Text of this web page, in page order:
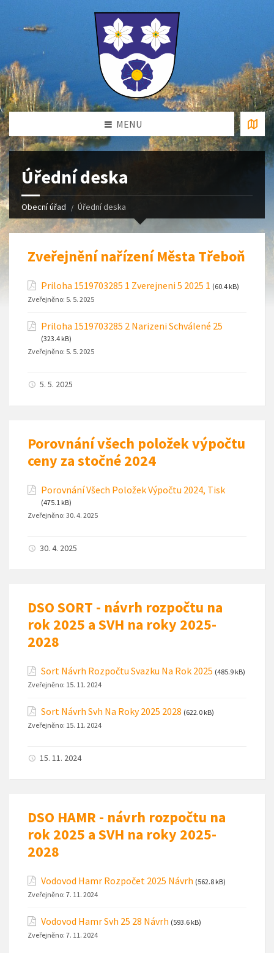
MENU
Úřední deska
Obecní úřad Úřední deska
Zveřejnění nařízení Města Třeboň
Priloha 1519703285 1 Zverejneni 5 2025 1 (60.4 kB)
Zveřejněno: 5. 5. 2025
Priloha 1519703285 2 Narizeni Schválené 25
(323.4 kB)
Zveřejněno: 5. 5. 2025
5. 5. 2025
Porovnání všech položek výpočtu
ceny za stočné 2024
Porovnání Všech Položek Výpočtu 2024, Tisk
(475.1 kB)
Zveřejněno: 30. 4. 2025
30. 4. 2025
DSO SORT - návrh rozpočtu na
rok 2025 a SVH na roky 2025-
2028
Sort Návrh Rozpočtu Svazku Na Rok 2025 (485.9 kB)
Zveřejněno: 15. 11. 2024
Sort Návrh Svh Na Roky 2025 2028 (622.0 kB)
Zveřejněno: 15. 11. 2024
15. 11. 2024
DSO HAMR - návrh rozpočtu na
rok 2025 a SVH na roky 2025-
2028
Vodovod Hamr Rozpočet 2025 Návrh (562.8 kB)
Zveřejněno: 7. 11. 2024
Vodovod Hamr Svh 25 28 Návrh (593.6 kB)
Zveřejněno: 7. 11. 2024